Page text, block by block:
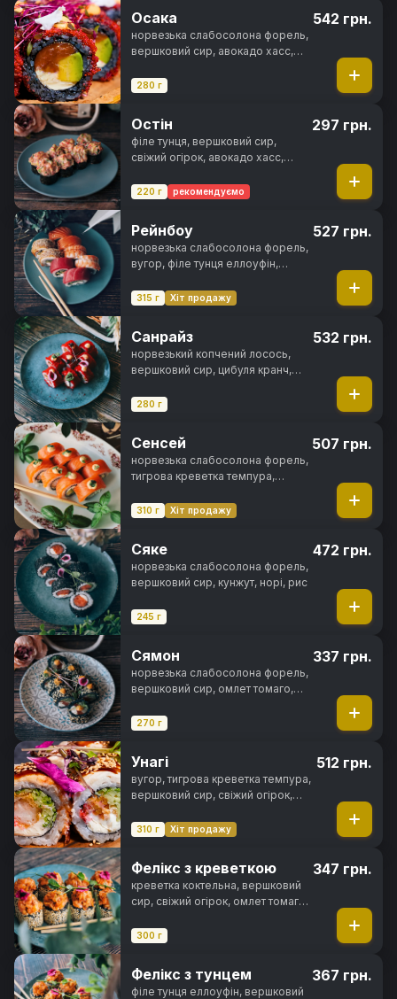
Осака
норвезька слабосолона форель,
вершковий сир, авокадо хасс,
спайсі соус, норі, рис
280 г
542 грн.
Остін
філе тунця, вершковий сир,
свіжий огірок, авокадо хасс,
спайсі соус, норі, рис
220 г рекомендуємо
297 грн.
Рейнбоу
норвезька слабосолона форель,
вугор, філе тунця еллоуфін,
сир, авокадо хасс, свіжий огірок,
315 г Хіт продажу
527 грн.
Санрайз
норвезький копчений лосось,
вершковий сир, цибуля кранч,
280 г
532 грн.
Сенсей
норвезька слабосолона форель,
тигрова креветка темпура,
спайсі соус, норі, рис
310 г Хіт продажу
507 грн.
Сяке
норвезька слабосолона форель,
вершковий сир, кунжут, норі, рис
245 г
472 грн.
Сямон
норвезька слабосолона форель,
вершковий сир, омлет томаго,
каракатиці, спайсі соус, кунжут,
270 г
337 грн.
Унагі
вугор, тигрова креветка темпура,
вершковий сир, свіжий огірок,
норі, рис
310 г Хіт продажу
512 грн.
Фелікс з креветкою
креветка коктельна, вершковий
сир, свіжий огірок, омлет томаго,
чорнила каракатиці, кунжут, норі,
300 г
347 грн.
Фелікс з тунцем
філе тунця еллоуфін, вершковий
367 грн.